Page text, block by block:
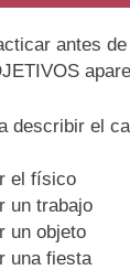
antes
describir el
el físico
un trabajo
un objeto
una fiesta